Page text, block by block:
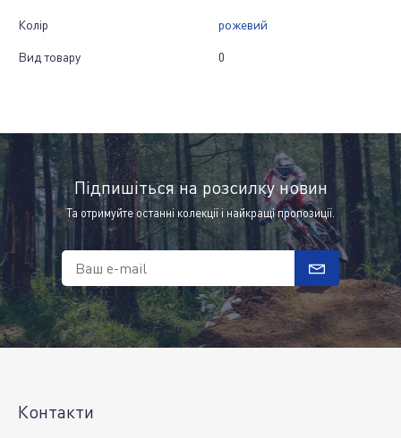
Колір рожевий
Вид товару 0
Підпишіться на розсилку новин
Та отримуйте останні колекції і найкращі пропозиції.
Ваш e-mail
Контакти